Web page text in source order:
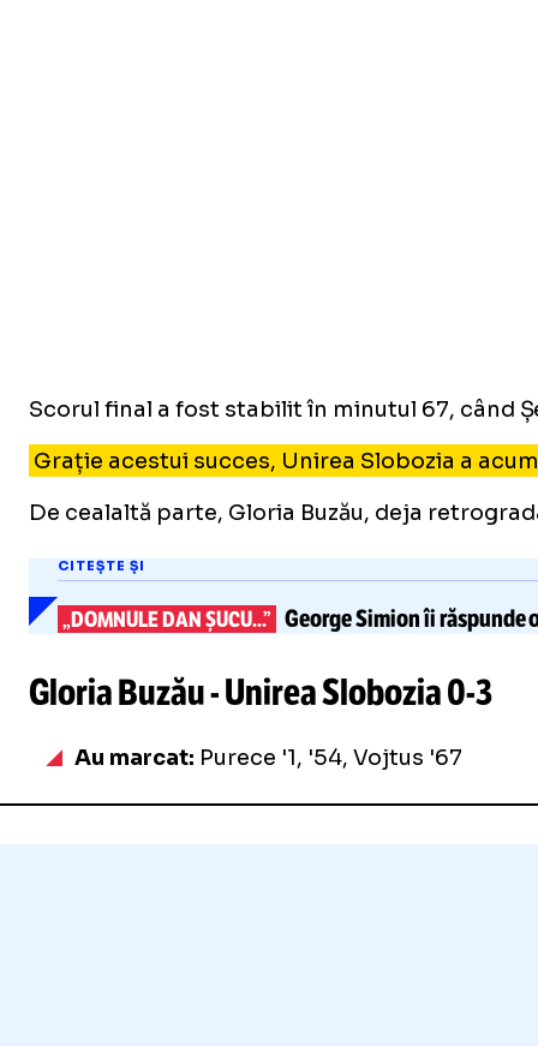
Scorul final a fost stabilit în minutul 67, când
Grație acestui succes, Unirea Slobozia a
De cealaltă parte, Gloria Buzău, deja
CITEȘTE ȘI
„DOMNULE DAN ȘUCU...” George Simionîi răspunde
Gloria Buzău - Unirea Slobozia0-3
Au marcat: Purece '1, '54, Vojtus '67